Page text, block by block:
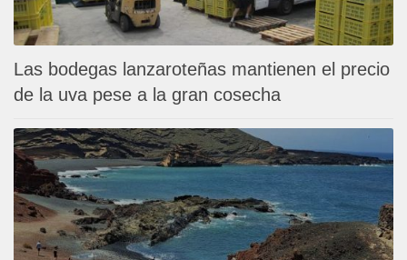
Las bodegas lanzaroteñas mantienen el precio
de la uva pese a la gran cosecha